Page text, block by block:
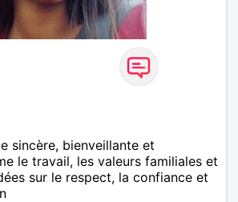
sincère, bienveillante et
le travail, les valeurs familiales et
sur le respect, la confiance et